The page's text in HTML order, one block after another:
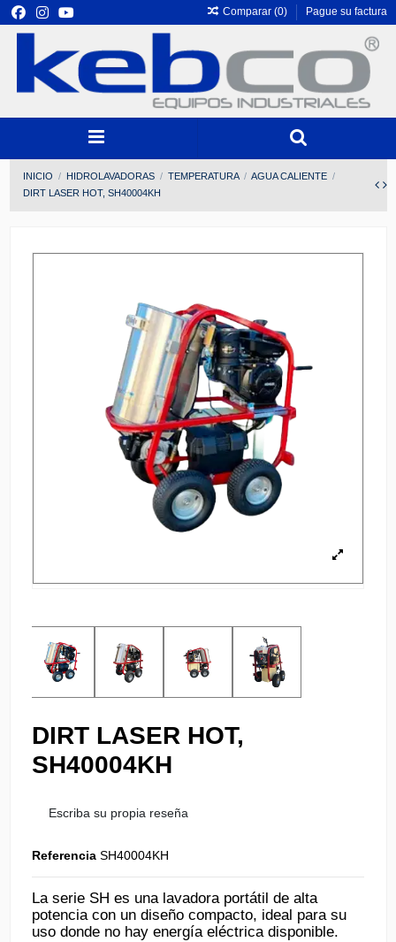
Comparar (0) Pague su factura
INICIO HIDROLAVADORAS TEMPERATURA
AGUA CALIENTE
DIRT LASER HOT, SH40004KH
DIRT LASER HOT,
SH40004KH
Escriba su propia reseña
Referencia SH40004KH
La serie SH es una lavadora portátil de alta
potencia con un diseño compacto, ideal para su
uso donde no hay energía eléctrica disponible.